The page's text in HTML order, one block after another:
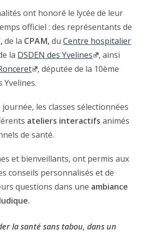
ont honoré le lycée de leur
officiel : des représentants de
de la CPAM,duCentre hospitalier
la DSDEN des Yvelines
, ainsi
, députée de la 10ème
Yvelines.
les classes sélectionnées
ateliers interactifs animés
de santé.
et bienveillants, ont permis aux
conseils personnalisés et de
questions dans une ambiance
la santé sans tabou, dans un